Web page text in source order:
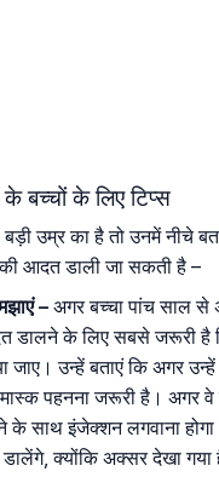
बच्चों के लिए टिप्स
उम्र का है तो उनमें नीचे
आदत डाली जा सकती है –
– अगर बच्चा पांच साल से
डालने के लिए सबसे जरूरी है
जाए। उन्हें बताएं कि अगर
पहनना जरूरी है। अगर वे
के साथ इंजेक्शन लगवाना
क्योंकि अक्सर देखा गया